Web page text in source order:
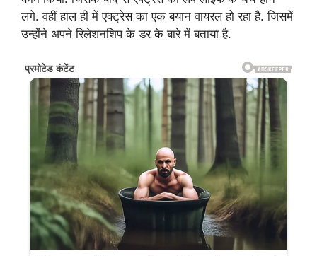
लगे. वहीं हाल ही में एक्ट्रेस का एक बयान वायरल हो रहा है. जिसमें
उन्होंने अपने रिलेशनशिप के डर के बारे में बताया है.